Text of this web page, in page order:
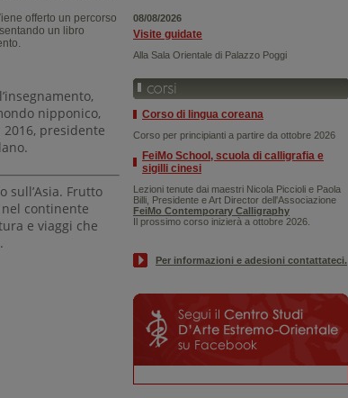
offerto un percorso
un libro
nipponico,
presidente
sull’Asia. Frutto
continente
e viaggi che
08/08/2026
Visite guidate
Alla Sala Orientale di Palazzo Poggi
Corso di lingua coreana
Corso per principianti a partire da ottobre 2026
FeiMo School, scuola di calligrafia e
sigilli cinesi
Lezioni tenute dai maestri Nicola Piccioli e Paola
Billi, Presidente e Art Director dell'Associazione
FeiMo Contemporary Calligraphy
Il prossimo corso inizierà a ottobre 2026.
Per informazioni e adesioni contattateci.